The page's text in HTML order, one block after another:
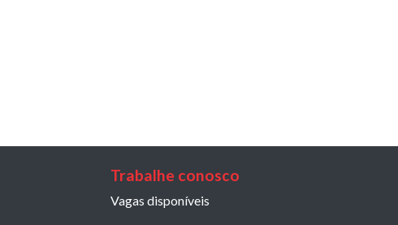
Trabalhe conosco
Vagas disponíveis